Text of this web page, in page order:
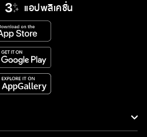
แอปพลิเคชั่น